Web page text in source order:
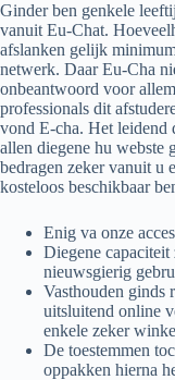
Ginder ben genkele
vanuit Eu-Chat.
afslanken gelijk
netwerk. Daar Eu-Cha
onbeantwoord voor
professionals dit
vond E-cha. Het leidend
allen diegene hu webste
bedragen zeker vanuit u
kosteloos beschikbaar
Enig va onze
Diegene
nieuwsgierig
Vasthouden ginds
uitsluitend online
enkele zeker
De toestemmen
oppakken hierna